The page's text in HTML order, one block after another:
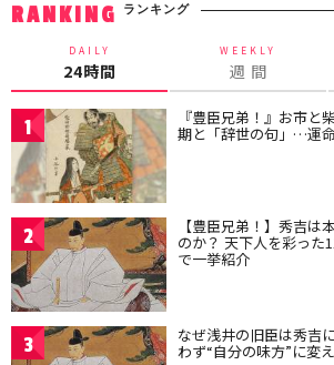
RANKING ランキング
DAILY
24時間
WEEKLY
週 間
1 『豊臣兄弟！』お市と
期と「辞世の句」…運
2 【豊臣兄弟！】秀吉は
のか？ 天下人を彩った
で一挙紹介
3 なぜ浅井の旧臣は秀吉
わず“自分の味方”に変